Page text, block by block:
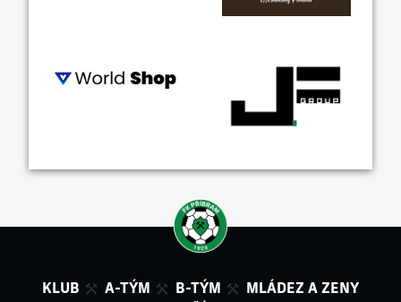
KLUB A-TÝM B-TÝM
MLÁDEZ A ZENY